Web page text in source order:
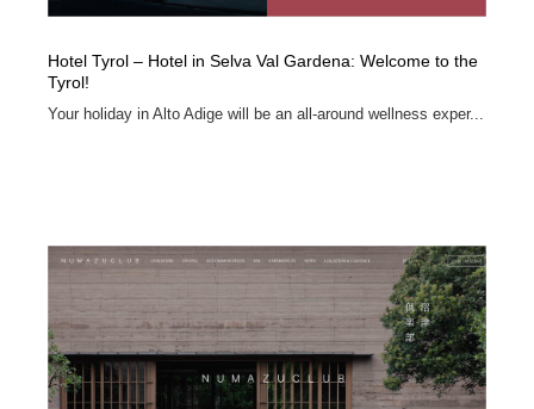
Hotel Tyrol – Hotel in Selva Val Gardena: Welcome to the
Tyrol!
Your holiday in Alto Adige will be an all-around wellness exper...